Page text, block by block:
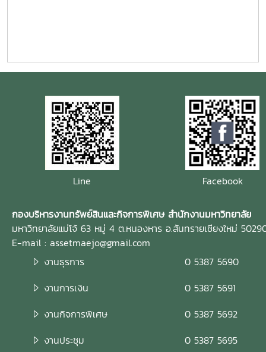
Line Facebook
กองบริหารงานทรัพย์สินและกิจการพิเศษ สำนักงานมหาวิทยาลัย
มหาวิทยาลัยแม่โจ้ 63 หมู่ 4 ต.หนองหาร อ.สันทรายเชียงใหม่
E-mail : assetmaejo@gmail.com
งานธุรการ
0 5387 5690
งานการเงิน
0 5387 5691
งานกิจการพิเศษ
0 5387 5692
งานประชุม
0 5387 5695